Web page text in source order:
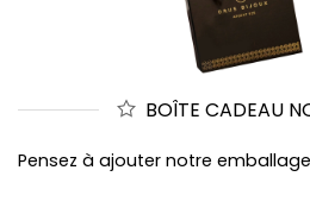
BOÎTE CADEAU
Pensez à ajouter notre